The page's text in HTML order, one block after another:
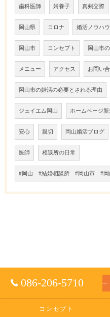
歯科医師 婿養子 真剣交際
岡山県 コロナ 婚活ノウハウ
岡山市 コンセプト 岡山市
メニュー アクセス お問い
岡山市の婚活の必要とされる理由
ジェイエム岡山 ホームページ新
安心 親切 岡山婚活ブログ
医師 相談所の日常
#岡山 #結婚相談所 #岡山市 #岡
086-206-5710
コンセプト